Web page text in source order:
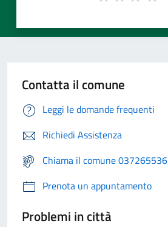
Contatta il comune
Leggi le domande frequenti
Richiedi Assistenza
Chiama il comune 037265536
Prenota un appuntamento
Problemi in città